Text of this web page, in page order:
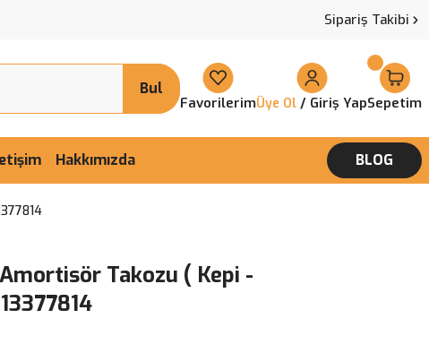
Sipariş Takibi
Bul
FavorilerimÜye Ol / Giriş YapSepetim
Hakkımızda BLOG
Takozu ( Kepi -